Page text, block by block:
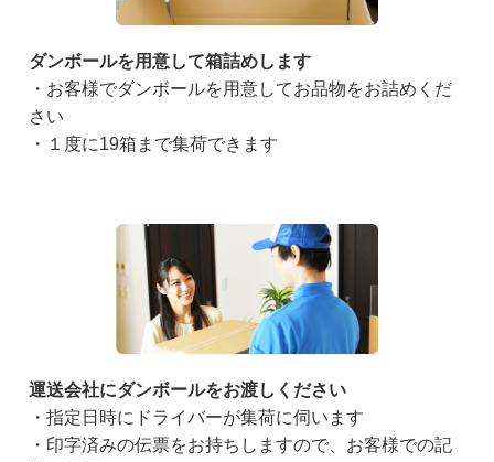
ダンボールを用意して箱詰めします
・お客様でダンボールを用意してお品物をお詰めくだ
さい
・１度に19箱まで集荷できます
運送会社にダンボールをお渡しください
・指定日時にドライバーが集荷に伺います
・印字済みの伝票をお持ちしますので、お客様での記